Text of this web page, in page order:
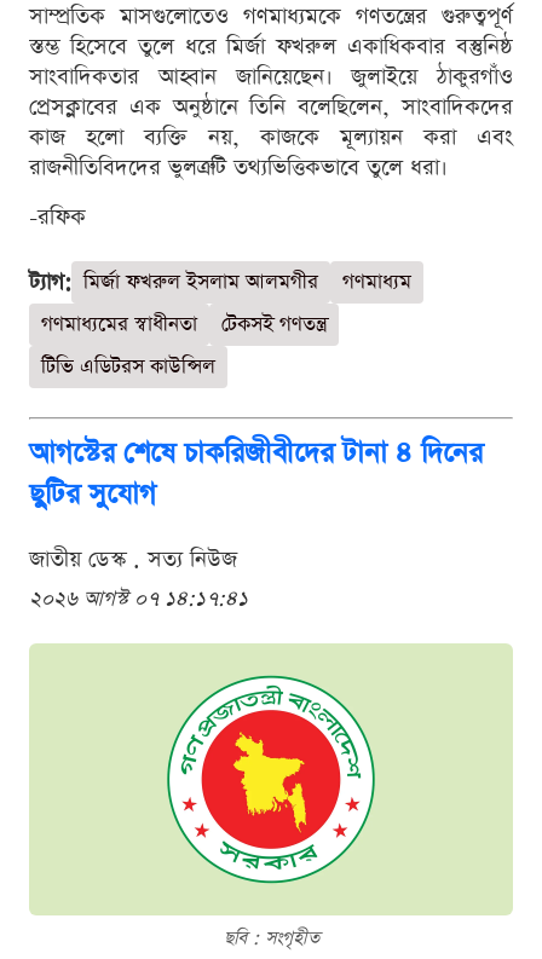
সাম্প্রতিক মাসগুলোতেও গণমাধ্যমকে গণতন্ত্রের গুরুত্বপূর্ণ
স্তম্ভ হিসেবে তুলে ধরে মির্জা ফখরুল একাধিকবার বস্তুনিষ্ঠ
সাংবাদিকতার আহ্বান জানিয়েছেন। জুলাইয়ে ঠাকুরগাঁও
প্রেসক্লাবের এক অনুষ্ঠানে তিনি বলেছিলেন, সাংবাদিকদের
কাজ হলো ব্যক্তি নয়, কাজকে মূল্যায়ন করা এবং
রাজনীতিবিদদের ভুলত্রুটি তথ্যভিত্তিকভাবে তুলে ধরা।
-রফিক
ট্যাগ: মির্জা ফখরুল ইসলাম আলমগীর
গণমাধ্যম
গণমাধ্যমের স্বাধীনতা
টেকসই গণতন্ত্র
টিভি এডিটরস কাউন্সিল
আগস্টের শেষে চাকরিজীবীদের টানা ৪ দিনের
ছুটির সুযোগ
জাতীয় ডেস্ক . সত্য নিউজ
২০২৬ আগস্ট ০৭ ১৪:১৭:৪১
ছবি : সংগৃহীত